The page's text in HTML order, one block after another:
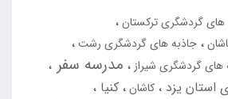
های گردشگری ترکستان
جاذبه های گردشگری رشت
های گردشگری شیراز مدرسه سفر
استان یزد کاشان کنیا